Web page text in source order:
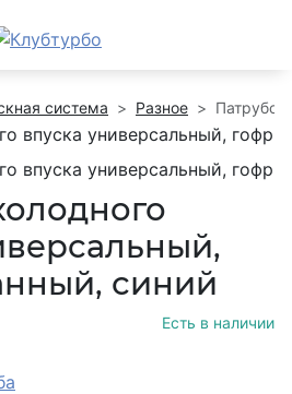
система Разное
синий
Есть в наличии